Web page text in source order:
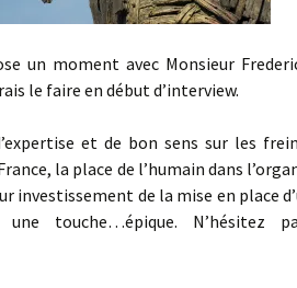
un moment avec Monsieur
le faire en début d’interview.
et de bon sens sur les
la place de l’humain dans
investissement de la mise en place
touche…épique. N’hésitez